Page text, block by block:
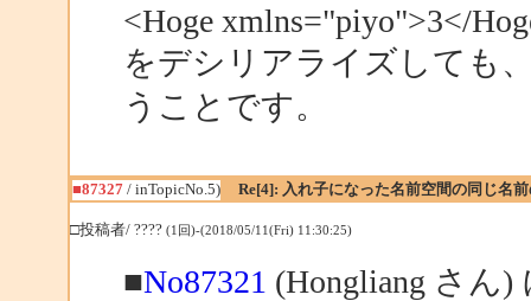
<Hoge xmlns="piyo">3</
をデシリアライズしても
うことです。
■87327/ inTopicNo.5) Re[4]: 入れ子になった名前空間の同じ名
□投稿者/ ???? (1回)-(2018/05/11(Fri) 11:30:25)
■No87321 (Hongliang さん)